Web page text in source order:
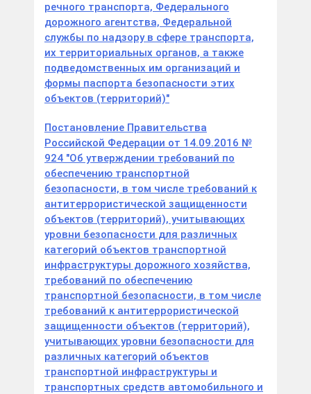
речного транспорта, Федерального
дорожного агентства, Федеральной
службы по надзору в сфере транспорта,
их территориальных органов, а также
подведомственных им организаций и
формы паспорта безопасности этих
объектов (территорий)"
Постановление Правительства
Российской Федерации от 14.09.2016 №
924 "Об утверждении требований по
обеспечению транспортной
безопасности, в том числе требований к
антитеррористической защищенности
объектов (территорий), учитывающих
уровни безопасности для различных
категорий объектов транспортной
инфраструктуры дорожного хозяйства,
требований по обеспечению
транспортной безопасности, в том числе
требований к антитеррористической
защищенности объектов (территорий),
учитывающих уровни безопасности для
различных категорий объектов
транспортной инфраструктуры и
транспортных средств автомобильного и